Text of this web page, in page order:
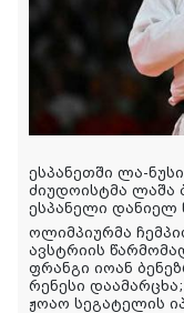
ესპანეთში ლა-
ძიუდოისტმა ლაშა
ესპანელი დანიელ
ოლიმპიურმა
ავსტრიის
ფრანგი იოან
რენესი
ჟოაო სეგატელის